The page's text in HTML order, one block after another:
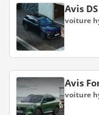
Avis
voiture
Avis
voiture